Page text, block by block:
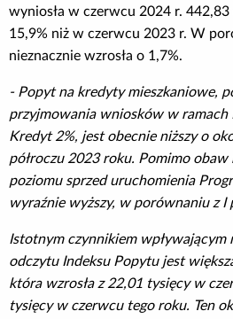
Załóż konto
wyniosła w czerwcu 2024 r. 442,83
15,9% niż w czerwcu 2023 r. W
nieznacznie wzrosła o 1,7%.
- Popyt na kredyty mieszkaniowe,
przyjmowania wniosków w ramach
Kredyt 2%, jest obecnie niższy o
półroczu 2023 roku. Pomimo obaw
poziomu sprzed uruchomienia
wyraźnie wyższy, w porównaniu z I
Istotnym czynnikiem wpływającym
odczytu Indeksu Popytu jest
która wzrosła z 22,01 tysięcy w
tysięcy w czerwcu tego roku. Ten